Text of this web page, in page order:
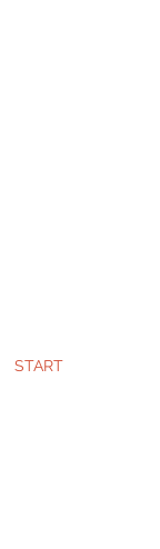
START